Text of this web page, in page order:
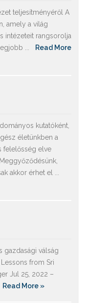
teljesítményéről A
amely a világ
intézeteit rangsorolja
...
Read More
kutatóként,
életünkben a
felelősség elve
akkor érhet el ...
gazdasági válság
from Sri
Jul 25, 2022 –
Read More »